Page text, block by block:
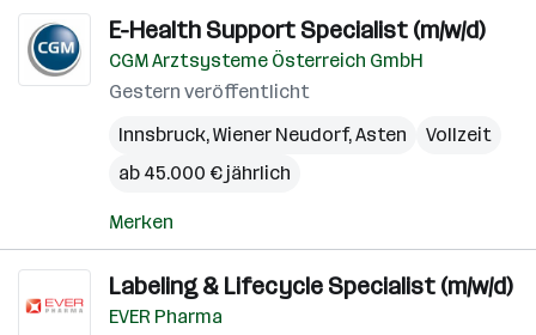
E-Health Support Specialist (m/w/d)
CGM Arztsysteme Österreich GmbH
Gestern veröffentlicht
Innsbruck,Wiener Neudorf,Asten
Vollzeit
ab 45.000 € jährlich
Merken
Labeling & Lifecycle Specialist (m/w/d)
EVER Pharma